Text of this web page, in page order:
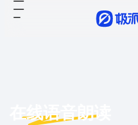
在线语音朗读